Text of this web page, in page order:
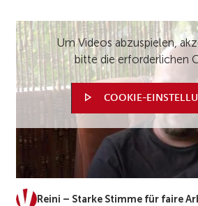
Um Videos abzuspielen,
bitte die erforderlichen
COOKIE-
Reini – Starke Stimme für faire